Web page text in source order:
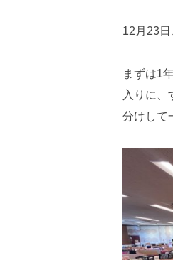
12月23
まずは1
入りに、
分けして